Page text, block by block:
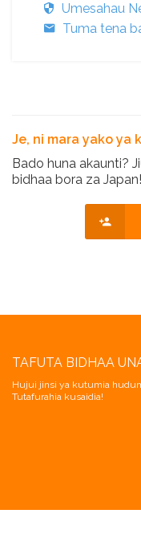
Umesahau
Tuma tena
Je, ni mara yako ya
Bado huna akaunti?
bidhaa bora za Japan!
TAFUTA BIDHAA
Hujui jinsi ya kutumia
Tutafurahia kusaidia!